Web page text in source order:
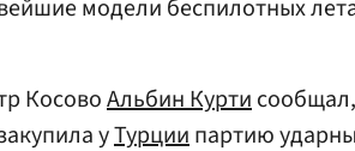
модели беспилотных
КосовоАльбин Курти
уТурциипартию